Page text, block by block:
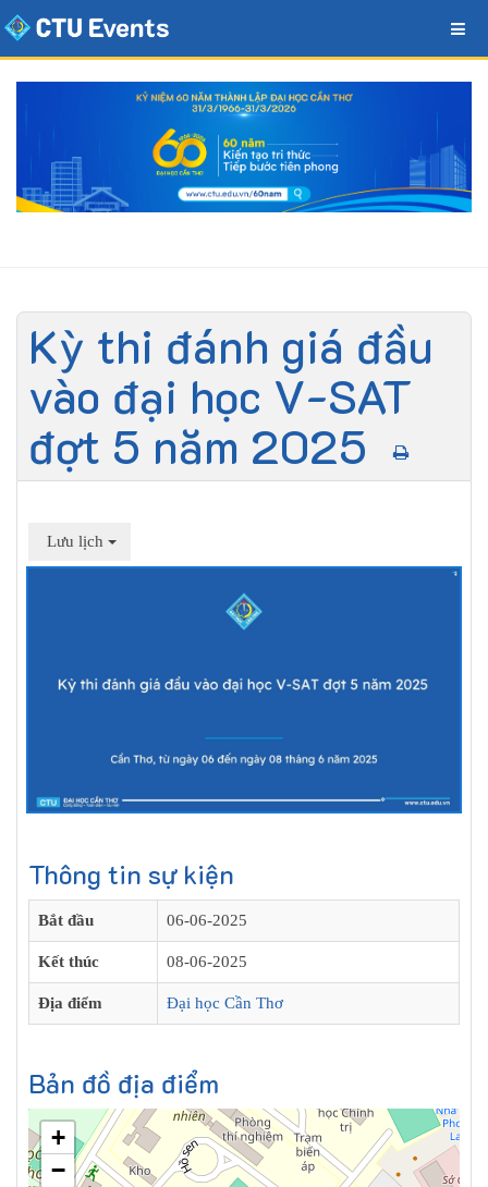
Kỳ thi đánh giá đầu
vào đại học V-SAT
đợt 5 năm 2025
Lưu lịch
Thông tin sự kiện
Bắt đầu 06-06-2025
Kết thúc 08-06-2025
Địa điểm Đại học Cần Thơ
Bản đồ địa điểm
+
−